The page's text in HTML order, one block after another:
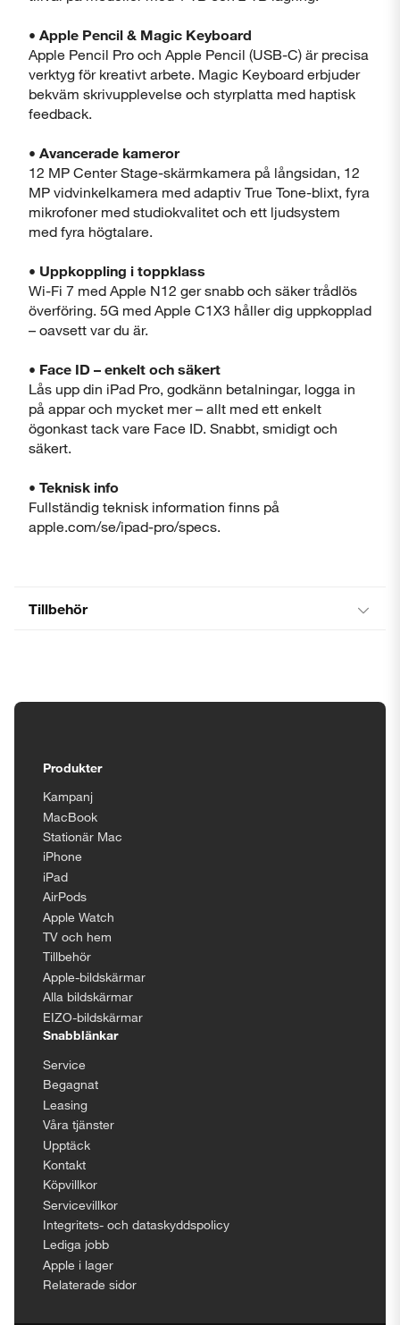
• Apple Pencil & Magic Keyboard
Apple Pencil Pro och Apple Pencil (USB-C) är precisa
verktyg för kreativt arbete. Magic Keyboard erbjuder
bekväm skrivupplevelse och styrplatta med haptisk
feedback.
• Avancerade kameror
12 MP Center Stage-skärmkamera på långsidan, 12
MP vidvinkelkamera med adaptiv True Tone-blixt, fyra
mikrofoner med studiokvalitet och ett ljudsystem
med fyra högtalare.
• Uppkoppling i toppklass
Wi-Fi 7 med Apple N12 ger snabb och säker trådlös
överföring. 5G med Apple C1X3 håller dig uppkopplad
– oavsett var du är.
• Face ID – enkelt och säkert
Lås upp din iPad Pro, godkänn betalningar, logga in
på appar och mycket mer – allt med ett enkelt
ögonkast tack vare Face ID. Snabbt, smidigt och
säkert.
• Teknisk info
Fullständig teknisk information finns på
apple.com/se/ipad-pro/specs.
Tillbehör
Produkter
Kampanj
MacBook
Stationär Mac
iPhone
iPad
AirPods
Apple Watch
TV och hem
Tillbehör
Apple-bildskärmar
Alla bildskärmar
EIZO-bildskärmar
Snabblänkar
Service
Begagnat
Leasing
Våra tjänster
Upptäck
Kontakt
Köpvillkor
Servicevillkor
Integritets- och dataskyddspolicy
Lediga jobb
Apple i lager
Relaterade sidor